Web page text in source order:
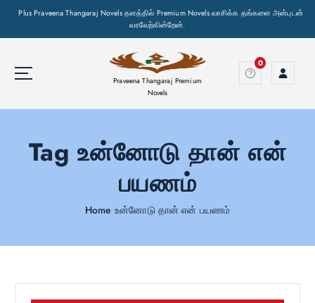
Plus Praveena Thangaraj Novels தளத்தில் Premium Novels வாசிக்க தங்களை அன்புடன்
வரவேற்கின்றேன்.
t
Praveena Thangaraj Premium
Novels
0
Tag உன்னோடு தான் என்
பயணம்
Home உன்னோடு தான் என் பயணம்